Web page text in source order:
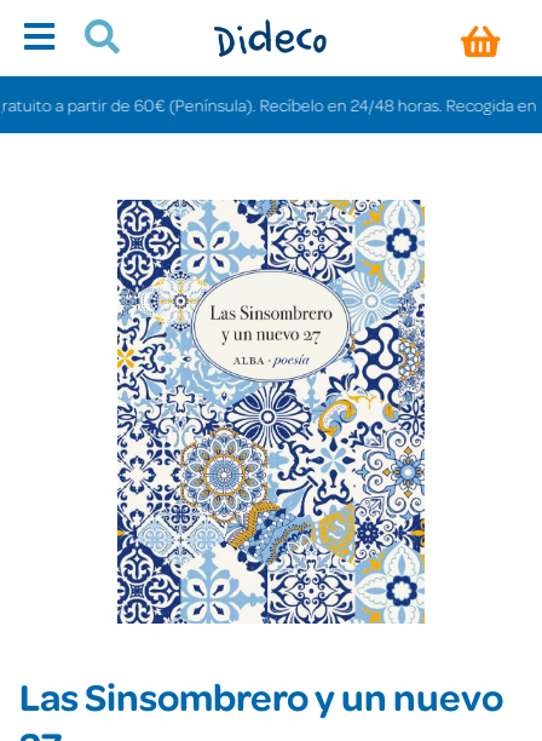
a partir de 60€ (Península). Recíbelo en 24/48 horas. Recogida en
Las Sinsombrero y un nuevo